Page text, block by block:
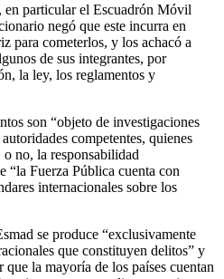
particular el Escuadrón Móvil
negó que este incurra en
para cometerlos, y los achacó a
de sus integrantes, por
la ley, los reglamentos y
son “objeto de investigaciones
competentes, quienes
o no, la responsabilidad
“la Fuerza Pública cuenta con
internacionales sobre los
se produce “exclusivamente
que constituyen delitos” y
la mayoría de los países cuentan